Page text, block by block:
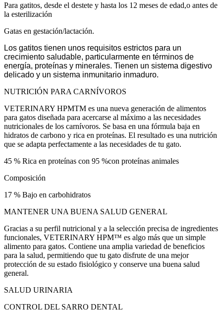
Para gatitos, desde el destete y hasta los 12 meses de edad,o antes de
la esterilización
Gatas en gestación/lactación.
Los gatitos tienen unos requisitos estrictos para un
crecimiento saludable, particularmente en términos de
energía, proteínas y minerales. Tienen un sistema digestivo
delicado y un sistema inmunitario inmaduro.
NUTRICIÓN PARA CARNÍVOROS
VETERINARY HPMTM es una nueva generación de alimentos
para gatos diseñada para acercarse al máximo a las necesidades
nutricionales de los carnívoros. Se basa en una fórmula baja en
hidratos de carbono y rica en proteínas. El resultado es una nutrición
que se adapta perfectamente a las necesidades de tu gato.
45 % Rica en proteínas con 95 %con proteínas animales
Composición
17 % Bajo en carbohidratos
MANTENER UNA BUENA SALUD GENERAL
Gracias a su perfil nutricional y a la selección precisa de ingredientes
funcionales, VETERINARY HPM™ es algo más que un simple
alimento para gatos. Contiene una amplia variedad de beneficios
para la salud, permitiendo que tu gato disfrute de una mejor
protección de su estado fisiológico y conserve una buena salud
general.
SALUD URINARIA
CONTROL DEL SARRO DENTAL